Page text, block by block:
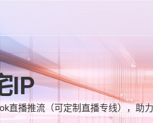
十堰电信高防云
金牌XeonGold-6133处理器 十堰电信 自
IP
直播推流（可定制直播专线），助
直播推流（可定制直播专线），助